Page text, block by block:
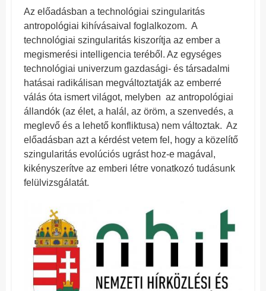
Az előadásban a technológiai szingularitás
antropológiai kihívásaival foglalkozom. A
technológiai szingularitás kiszorítja az ember a
megismerési intelligencia teréből. Az egységes
technológiai univerzum gazdasági- és társadalmi
hatásai radikálisan megváltoztatják az emberré
válás óta ismert világot, melyben az antropológiai
állandók (az élet, a halál, az öröm, a szenvedés, a
meglevő és a lehető konfliktusa) nem változtak. Az
előadásban azt a kérdést vetem fel, hogy a közelítő
szingularitás evolúciós ugrást hoz-e magával,
kikényszerítve az emberi létre vonatkozó tudásunk
felülvizsgálatát.